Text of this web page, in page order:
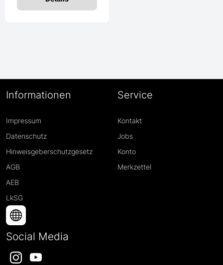
Informationen
Impressum
Datenschutz
Hinweisgeberschutzgesetz
AGB
AEB
LkSG
Service
Kontakt
Jobs
Konto
Merkzettel
Social Media
InstagramYouTube